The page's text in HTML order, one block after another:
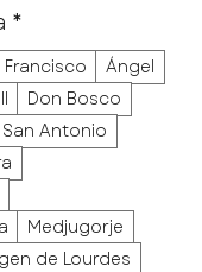
*
Francisco
Ángel
Don Bosco
San Antonio
Medjugorje
de Lourdes